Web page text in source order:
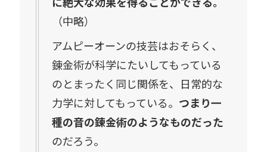
（中略）
アムピーオーンの技芸はおそらく、
錬金術が科学にたいしてもっている
のとまったく同じ関係を、日常的な
力学に対してもっている。 つまり一
種の音の錬金術のようなものだった
のだろう。